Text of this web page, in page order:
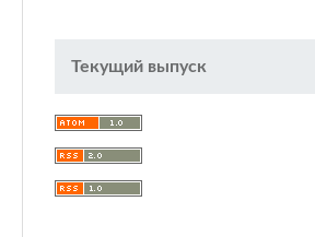
Текущий выпуск